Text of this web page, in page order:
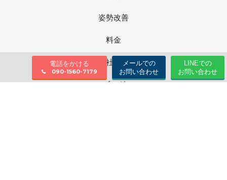
姿勢改善
料金
会社情報
ブログ
電話をかける
090-1560-7179
メールでの
お問い合わせ
LINEでの
お問い合わせ